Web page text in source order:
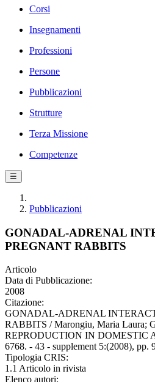
Corsi
Insegnamenti
Professioni
Persone
Pubblicazioni
Strutture
Terza Missione
Competenze
☰
Pubblicazioni
GONADAL-ADRENAL
PREGNANT RABBITS
Articolo
Data di Pubblicazione:
2008
Citazione:
GONADAL-ADRENAL
RABBITS / Marongiu, Maria Laura;
REPRODUCTION IN DOMESTIC
6768. - 43 - supplement 5:(2008), pp.
Tipologia CRIS:
1.1 Articolo in rivista
Elenco autori: